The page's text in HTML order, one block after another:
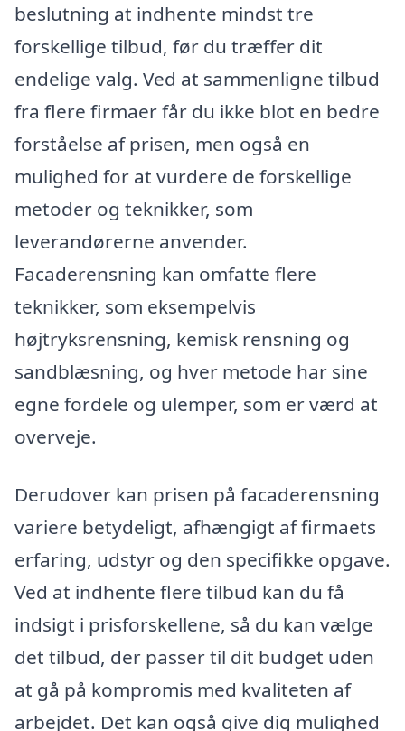
beslutning at indhente mindst tre
forskellige tilbud, før du træffer dit
endelige valg. Ved at sammenligne tilbud
fra flere firmaer får du ikke blot en bedre
forståelse af prisen, men også en
mulighed for at vurdere de forskellige
metoder og teknikker, som
leverandørerne anvender.
Facaderensning kan omfatte flere
teknikker, som eksempelvis
højtryksrensning, kemisk rensning og
sandblæsning, og hver metode har sine
egne fordele og ulemper, som er værd at
overveje.
Derudover kan prisen på facaderensning
variere betydeligt, afhængigt af firmaets
erfaring, udstyr og den specifikke opgave.
Ved at indhente flere tilbud kan du få
indsigt i prisforskellene, så du kan vælge
det tilbud, der passer til dit budget uden
at gå på kompromis med kvaliteten af
arbejdet. Det kan også give dig mulighed